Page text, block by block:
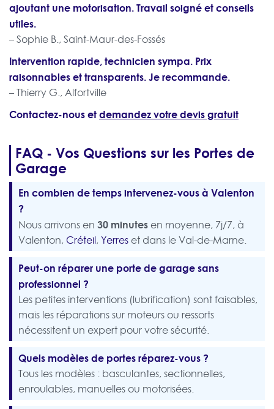
ajoutant une motorisation. Travail soigné et conseils
utiles.
– Sophie B., Saint-Maur-des-Fossés
Intervention rapide, technicien sympa. Prix
raisonnables et transparents. Je recommande.
– Thierry G., Alfortville
Contactez-nous etdemandez votre devis gratuit
FAQ - Vos Questions sur les Portes de
Garage
En combien de temps intervenez-vous à Valenton
?
Nous arrivons en 30 minutes en moyenne, 7j/7, à
Valenton, Créteil, Yerres et dans le Val-de-Marne.
Peut-on réparer une porte de garage sans
professionnel ?
Les petites interventions (lubrification) sont faisables,
mais les réparations sur moteurs ou ressorts
nécessitent un expert pour votre sécurité.
Quels modèles de portes réparez-vous ?
Tous les modèles : basculantes, sectionnelles,
enroulables, manuelles ou motorisées.